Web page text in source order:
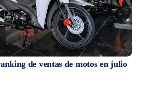
de ventas de motos en julio